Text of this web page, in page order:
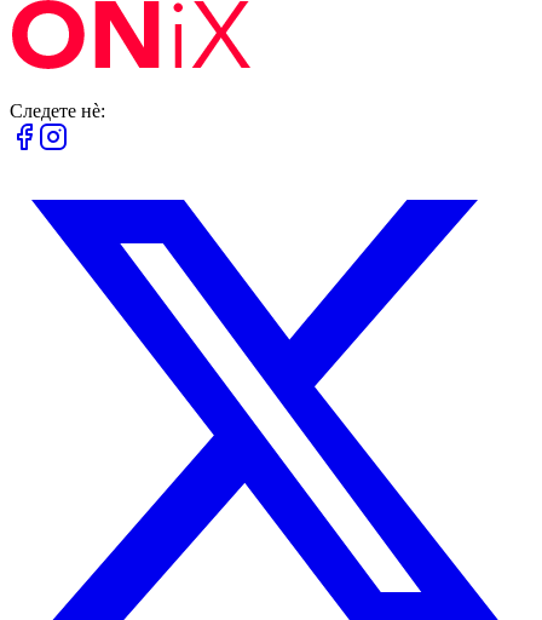
Следете нè: